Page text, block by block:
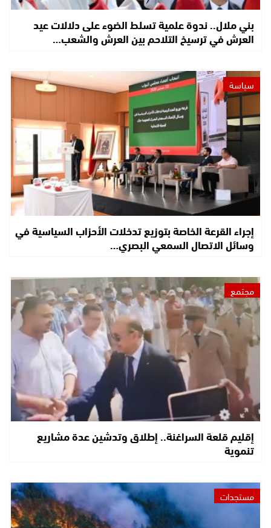
بني ملال.. ندوة علمية تسلط الضوء على دلالات عيد
العرش في ترسيخ التلاحم بين العرش والشعب…
سياسة
إجراء القرعة الخاصة بتوزيع تدخلات الأحزاب السياسية في
وسائل الاتصال السمعي البصري…
مجتمع
إقليم قلعة السراغنة.. إطلاق وتدشين عدة مشاريع
تنموية
مستجدات